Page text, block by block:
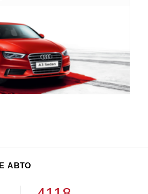
АВТО